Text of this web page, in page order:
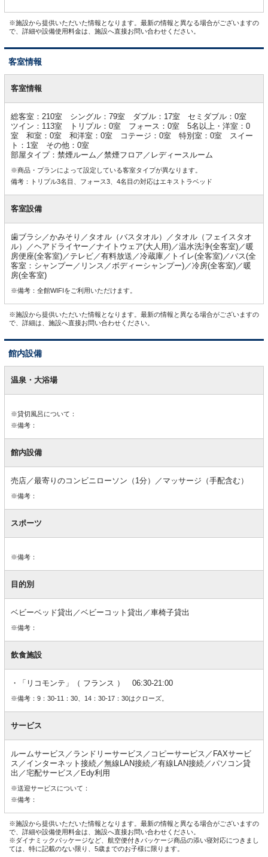
※施設から提供いただいた情報となります。最新の情報と異なる場合がございますの
で、詳細や設備使用料金は、施設へ直接お問い合わせください。
客室情報
室客室情報
総客室：210室 シングル：79室 ダブル：17室 セミダブル：0室
ツイン：113室 トリプル：0室 フォース：0室 5名以上・洋室：0
室 和室：0室 和洋室：0室 コテージ：0室 特別室：0室 スイー
ト：1室 その他：0室
部屋タイプ：禁煙ルーム／禁煙フロア／レディースルーム
※商品・プランによって設定している客室タイプが異なります。
備考：トリプル3名目、フォース3、4名目の対応はエキストラベッド
客室設備
歯ブラシ／かみそり／タオル（バスタオル）／タオル（フェイスタオ
ル）／ヘアドライヤー／ナイトウェア(大人用)／温水洗浄(全客室)／暖
房便座(全客室)／テレビ／有料放送／冷蔵庫／トイレ(全客室)／バス(全
客室：シャンプー／リンス／ボディーシャンプー)／冷房(全客室)／暖
房(全客室)
※備考：全館WIFIをご利用いただけます。
※施設から提供いただいた情報となります。最新の情報と異なる場合がございますの
で、詳細は、施設へ直接お問い合わせください。
館内設備
内温泉・大浴場
※貸切風呂について：
※備考：
館内設備
売店／最寄りのコンビニローソン（1分）／マッサージ（手配含む）
※備考：
スポーツ
※備考：
目的別
ベビーベッド貸出／ベビーコット貸出／車椅子貸出
※備考：
飲食施設
「リコモンテ」（ フランス ） 06:30-21:00
※備考：9：30-11：30、14：30-17：30はクローズ。
サービス
ルームサービス／ランドリーサービス／コピーサービス／FAXサービ
ス／インターネット接続／無線LAN接続／有線LAN接続／パソコン貸
出／宅配サービス／Edy利用
※送迎サービスについて：
※備考：
※施設から提供いただいた情報となります。最新の情報と異なる場合がございますの
で、詳細や設備使用料金は、施設へ直接お問い合わせください。
※ダイナミックパッケージなど、航空便付きパッケージ商品の添い寝対応につきまし
ては、特に記載のない限り、5歳までのお子様に限ります。